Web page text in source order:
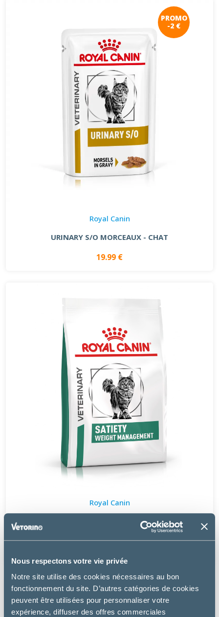
Nous respectons votre vie privée
Notre site utilise des cookies nécessaires au bon
fonctionnement du site. D’autres catégories de cookies
peuvent être utilisées pour personnaliser votre
expérience, diffuser des offres commerciales
PROMO
-2 €
Royal Canin
URINARY S/O MORCEAUX - CHAT
19.99 €
Royal Canin
CAT SATIETY WEIGHT MANAGEMENT
à partir de